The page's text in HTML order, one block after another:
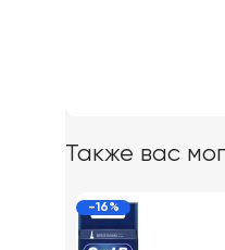
Также вас
-16%